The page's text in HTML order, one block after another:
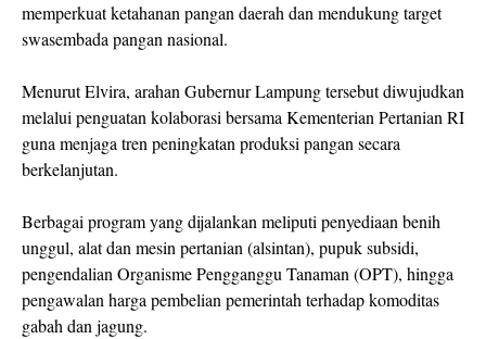
memperkuat ketahanan pangan daerah dan mendukung target
swasembada pangan nasional.
Menurut Elvira, arahan Gubernur Lampung tersebut diwujudkan
melalui penguatan kolaborasi bersama Kementerian Pertanian RI
guna menjaga tren peningkatan produksi pangan secara
berkelanjutan.
Berbagai program yang dijalankan meliputi penyediaan benih
unggul, alat dan mesin pertanian (alsintan), pupuk subsidi,
pengendalian Organisme Pengganggu Tanaman (OPT), hingga
pengawalan harga pembelian pemerintah terhadap komoditas
gabah dan jagung.